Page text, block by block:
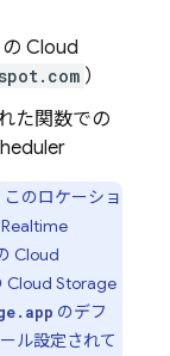
Cloud
）
た関数での
のロケーショ
Cloud
Cloud Storage
のデフ
ル設定されて